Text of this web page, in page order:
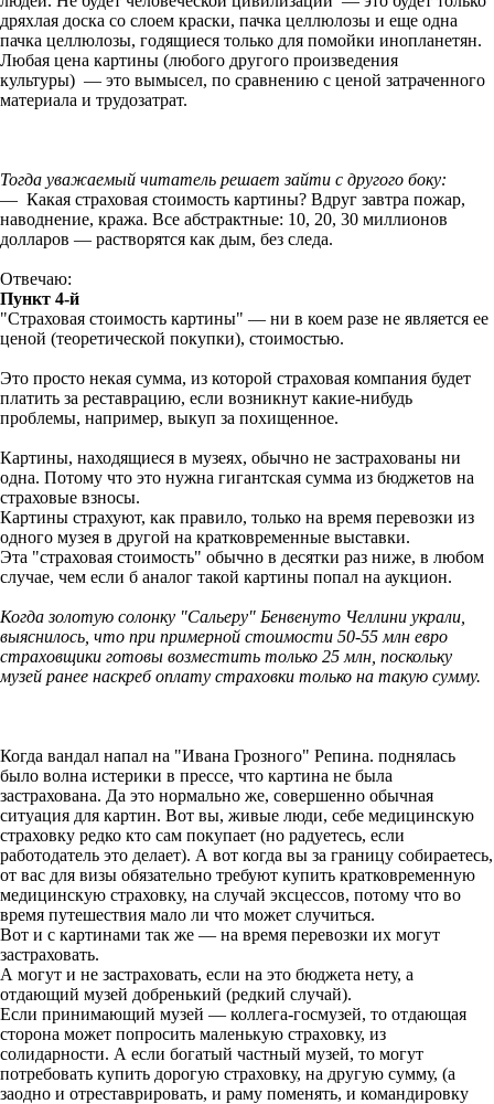
дряхлая доска со слоем краски, пачка целлюлозы и еще одна
пачка целлюлозы, годящиеся только для помойки инопланетян.
Любая цена картины (любого другого произведения
культуры) — это вымысел, по сравнению с ценой затраченного
материала и трудозатрат.
Тогда уважаемый читатель решает зайти с другого боку:
— Какая страховая стоимость картины? Вдруг завтра пожар,
наводнение, кража. Все абстрактные: 10, 20, 30 миллионов
долларов — растворятся как дым, без следа.
Отвечаю:
Пункт 4-й
"Страховая стоимость картины" — ни в коем разе не является ее
ценой (теоретической покупки), стоимостью.
Это просто некая сумма, из которой страховая компания будет
платить за реставрацию, если возникнут какие-нибудь
проблемы, например, выкуп за похищенное.
Картины, находящиеся в музеях, обычно не застрахованы ни
одна. Потому что это нужна гигантская сумма из бюджетов на
страховые взносы.
Картины страхуют, как правило, только на время перевозки из
одного музея в другой на кратковременные выставки.
Эта "страховая стоимость" обычно в десятки раз ниже, в любом
случае, чем если б аналог такой картины попал на аукцион.
Когда золотую солонку "Сальеру" Бенвенуто Челлини украли,
выяснилось, что при примерной стоимости 50-55 млн евро
страховщики готовы возместить только 25 млн, поскольку
музей ранее наскреб оплату страховки только на такую сумму.
Когда вандал напал на "Ивана Грозного" Репина. поднялась
было волна истерики в прессе, что картина не была
застрахована. Да это нормально же, совершенно обычная
ситуация для картин. Вот вы, живые люди, себе медицинскую
страховку редко кто сам покупает (но радуетесь, если
работодатель это делает). А вот когда вы за границу собираетесь,
от вас для визы обязательно требуют купить кратковременную
медицинскую страховку, на случай эксцессов, потому что во
время путешествия мало ли что может случиться.
Вот и с картинами так же — на время перевозки их могут
застраховать.
А могут и не застраховать, если на это бюджета нету, а
отдающий музей добренький (редкий случай).
Если принимающий музей — коллега-госмузей, то отдающая
сторона может попросить маленькую страховку, из
солидарности. А если богатый частный музей, то могут
потребовать купить дорогую страховку, на другую сумму, (а
заодно и отреставрировать, и раму поменять, и командировку